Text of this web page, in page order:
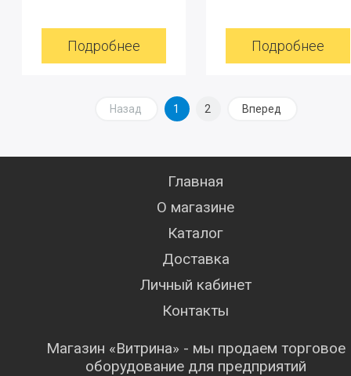
Подробнее Подробнее
Назад 1 2 Вперед
Главная
О магазине
Каталог
Доставка
Личный кабинет
Контакты
Магазин «Витрина» - мы продаем торговое
оборудование для предприятий